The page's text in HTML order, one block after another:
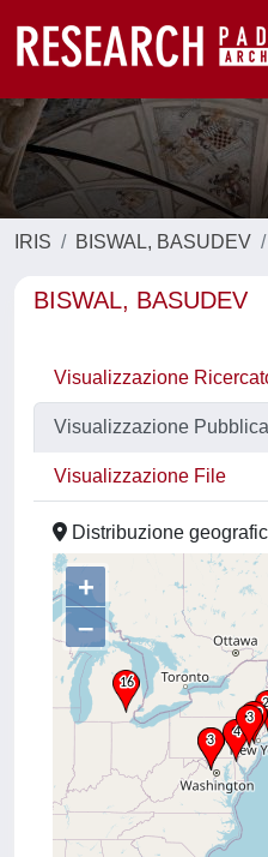
IRIS BISWAL, BASUDEV
BISWAL, BASUDEV
Visualizzazione
Visualizzazione
Visualizzazione File
Distribuzione
+
–